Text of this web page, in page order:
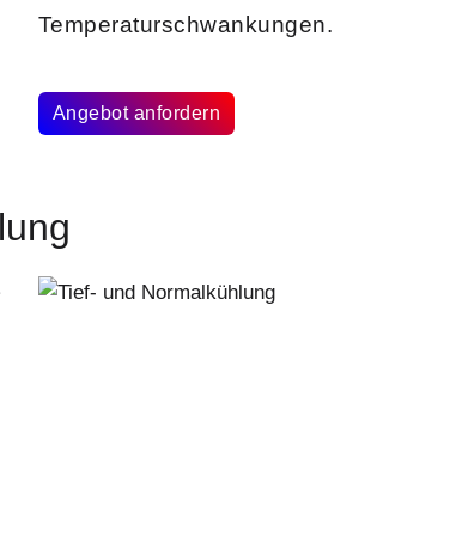
Temperaturschwankungen.
Angebot anfordern